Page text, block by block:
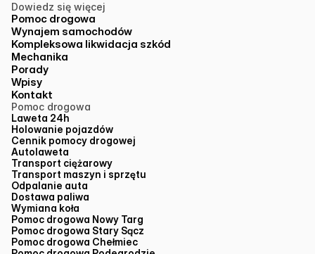
Dowiedz się więcej
Pomoc drogowa
Wynajem samochodów
Kompleksowa likwidacja szkód
Mechanika
Porady
Wpisy
Kontakt
Pomoc drogowa
Laweta 24h
Holowanie pojazdów
Cennik pomocy drogowej
Autolaweta
Transport ciężarowy
Transport maszyn i sprzętu
Odpalanie auta
Dostawa paliwa
Wymiana koła
Pomoc drogowa Nowy Targ
Pomoc drogowa Stary Sącz
Pomoc drogowa Chełmiec